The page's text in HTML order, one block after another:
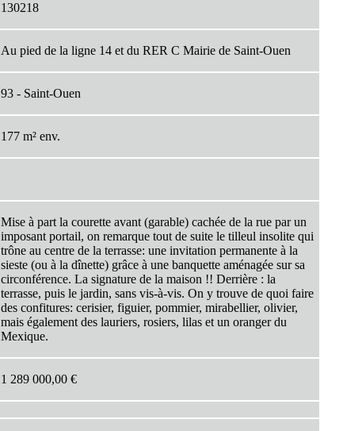
130218
Au pied de la ligne 14 et du RER C Mairie de Saint-Ouen
93 - Saint-Ouen
177 m² env.
Mise à part la courette avant (garable) cachée de la rue par un
imposant portail, on remarque tout de suite le tilleul insolite qui
trône au centre de la terrasse: une invitation permanente à la
sieste (ou à la dînette) grâce à une banquette aménagée sur sa
circonférence. La signature de la maison !! Derrière : la
terrasse, puis le jardin, sans vis-à-vis. On y trouve de quoi faire
des confitures: cerisier, figuier, pommier, mirabellier, olivier,
mais également des lauriers, rosiers, lilas et un oranger du
Mexique.
1 289 000,00 €